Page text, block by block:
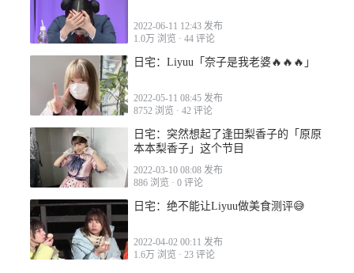
2022-06-11 12:43 发布
1.0万 浏览 · 44 评论
日宅：Liyuu「奈子是我老婆🔥🔥🔥」
2022-05-11 08:45 发布
8752 浏览 · 42 评论
日宅：突然想起了逢田梨香子的「原原
本本梨香子」这个节目
2022-03-10 08:08 发布
886 浏览 · 0 评论
日宅：绝不能让Liyuu做美食测评😅
2022-04-02 00:11 发布
1.6万 浏览 · 23 评论